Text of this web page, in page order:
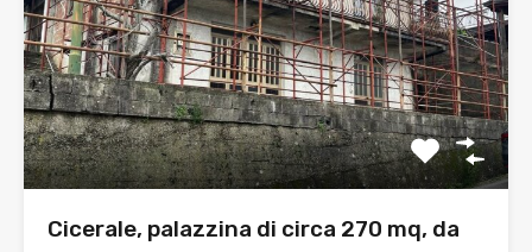
Cicerale, palazzina di circa 270 mq, da